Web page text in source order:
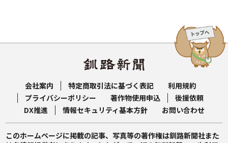
会社案内 特定商取引法に基づく表記
利用規約
プライバシーポリシー
著作物使用申込
後援依頼
DX推進
情報セキュリティ基本方針 お問い合わせ
このホームページに掲載の記事、写真等の著作権は釧路新聞社また